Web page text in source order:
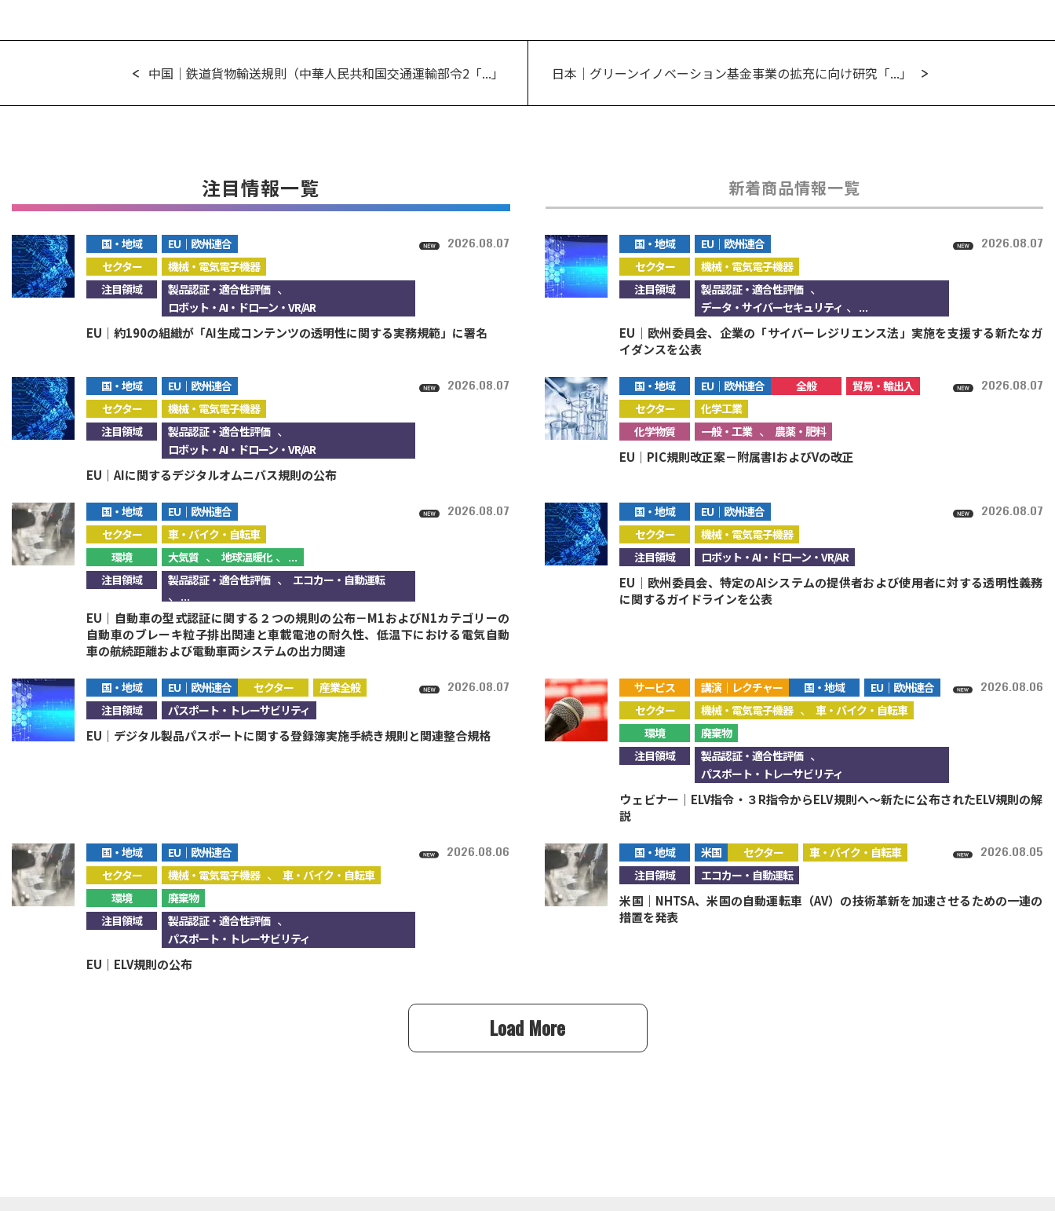
中国｜鉄道貨物輸送規則（中華人民共和国交通運輸部令2「...」 日本｜グリーンイノベーション基金事業の拡充に向け研究「...」
注目情報一覧 新着商品情報一覧
国・地域
EU｜欧州連合
セクター
機械・電気電子機器
注目領域
製品認証・適合性評価 、
ロボット・AI・ドローン・VR/AR
2026.08.07
EU｜約190の組織が「AI生成コンテンツの透明性に関する実務規範」に署名
国・地域
EU｜欧州連合
セクター
機械・電気電子機器
注目領域
製品認証・適合性評価 、
データ・サイバーセキュリティ 、...
2026.08.07
EU｜欧州委員会、企業の「サイバーレジリエンス法」実施を支援する新たなガ
イダンスを公表
国・地域
EU｜欧州連合
セクター
機械・電気電子機器
注目領域
製品認証・適合性評価 、
ロボット・AI・ドローン・VR/AR
2026.08.07
EU｜AIに関するデジタルオムニバス規則の公布
国・地域 EU｜欧州連合 全般
貿易・輸出入
セクター
化学工業
化学物質
一般・工業 、 農薬・肥料
2026.08.07
EU｜PIC規則改正案－附属書IおよびVの改正
国・地域
EU｜欧州連合
セクター
車・バイク・自転車
環境
大気質 、 地球温暖化、...
注目領域 製品認証・適合性評価 、 エコカー・自動運転
、...
2026.08.07
EU｜自動車の型式認証に関する２つの規則の公布－M1およびN1カテゴリーの
自動車のブレーキ粒子排出関連と車載電池の耐久性、低温下における電気自動
車の航続距離および電動車両システムの出力関連
国・地域
EU｜欧州連合
セクター
機械・電気電子機器
注目領域
ロボット・AI・ドローン・VR/AR
2026.08.07
EU｜欧州委員会、特定のAIシステムの提供者および使用者に対する透明性義務
に関するガイドラインを公表
国・地域 EU｜欧州連合 セクター
産業全般
注目領域
パスポート・トレーサビリティ
2026.08.07
EU｜デジタル製品パスポートに関する登録簿実施手続き規則と関連整合規格
サービス 講演｜レクチャー 国・地域
EU｜欧州連合
セクター
機械・電気電子機器 、車・バイク・自転車
環境
廃棄物
注目領域
製品認証・適合性評価 、
パスポート・トレーサビリティ
2026.08.06
ウェビナー｜ELV指令・３R指令からELV規則へ～新たに公布されたELV規則の解
説
国・地域
EU｜欧州連合
セクター
機械・電気電子機器 、 車・バイク・自転車
環境
廃棄物
注目領域
製品認証・適合性評価 、
パスポート・トレーサビリティ
2026.08.06
EU｜ELV規則の公布
国・地域 米国 セクター
車・バイク・自転車
注目領域
エコカー・自動運転
2026.08.05
米国｜NHTSA、米国の自動運転車（AV）の技術革新を加速させるための一連の
措置を発表
Load More